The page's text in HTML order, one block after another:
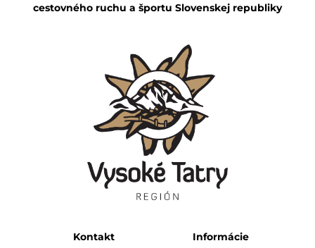
cestovného ruchu a športu Slovenskej republiky
Kontakt Informácie